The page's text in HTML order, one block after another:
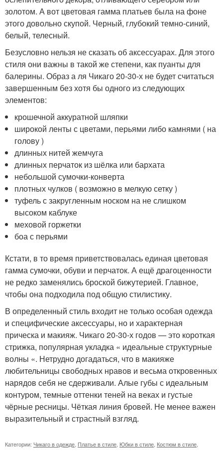
золотом. А вот цветовая гамма платьев была на фоне
этого довольно скупой. Черный, глубокий темно-синий,
белый, телесный.
Безусловно нельзя не сказать об аксессуарах. Для этого
стиля они важны в такой же степени, как пуанты для
балерины. Образ а ля Чикаго 20-30-х не будет считаться
завершенным без хотя бы одного из следующих
элементов:
крошечной аккуратной шляпки
широкой ленты с цветами, перьями либо камнями ( на
голову )
длинных нитей жемчуга
длинных перчаток из шёлка или бархата
небольшой сумочки-конверта
плотных чулков ( возможно в мелкую сетку )
туфель с закругленным носком на не слишком
высоком каблуке
меховой горжетки
боа с перьями
Кстати, в то время приветствовалась единая цветовая
гамма сумочки, обуви и перчаток. А ещё драгоценности
не редко заменялись броской бижутерией. Главное,
чтобы она подходила под общую стилистику.
В определенный стиль входит не только особая одежда
и специфические аксессуары, но и характерная
прическа и макияж. Чикаго 20-30-х годов — это короткая
стрижка, популярная укладка « идеальные структурные
волны «. Нетрудно догадаться, что в макияже
любительницы свободных нравов и весьма откровенных
нарядов себя не сдерживали. Алые губы с идеальным
контуром, темные оттенки теней на веках и густые
чёрные ресницы. Чёткая линия бровей. Не менее важен
выразительный и страстный взгляд.
Категории: Чикаго в одежде Платье в стиле Юбки в стиле Костюм в стиле